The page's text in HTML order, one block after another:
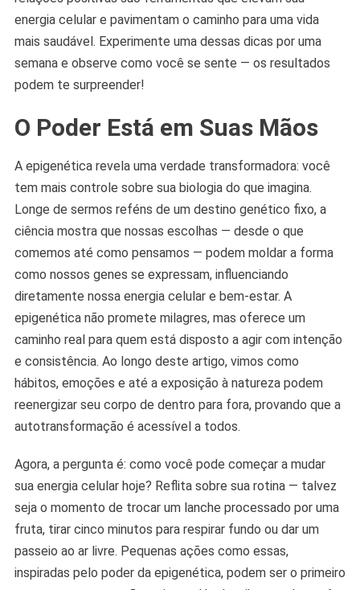
energia celular e pavimentam o caminho para uma vida
mais saudável. Experimente uma dessas dicas por uma
semana e observe como você se sente — os resultados
podem te surpreender!
O Poder Está em Suas Mãos
A epigenética revela uma verdade transformadora: você
tem mais controle sobre sua biologia do que imagina.
Longe de sermos reféns de um destino genético fixo, a
ciência mostra que nossas escolhas — desde o que
comemos até como pensamos — podem moldar a forma
como nossos genes se expressam, influenciando
diretamente nossa energia celular e bem-estar. A
epigenética não promete milagres, mas oferece um
caminho real para quem está disposto a agir com intenção
e consistência. Ao longo deste artigo, vimos como
hábitos, emoções e até a exposição à natureza podem
reenergizar seu corpo de dentro para fora, provando que a
autotransformação é acessível a todos.
Agora, a pergunta é: como você pode começar a mudar
sua energia celular hoje? Reflita sobre sua rotina — talvez
seja o momento de trocar um lanche processado por uma
fruta, tirar cinco minutos para respirar fundo ou dar um
passeio ao ar livre. Pequenas ações como essas,
inspiradas pelo poder da epigenética, podem ser o primeiro